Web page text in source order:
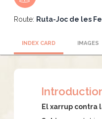
Route: Ruta-Joc de les
INDEX CARD IMAGES
El xarrup contra